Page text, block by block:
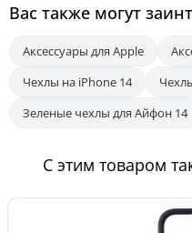
Вас также могут
Аксессуары для Apple
Чехлы на iPhone 14
Зеленые чехлы для Айфон 14
С этим товаром